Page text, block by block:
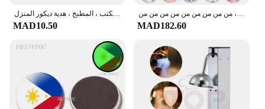
MAD10.50 MAD182.60